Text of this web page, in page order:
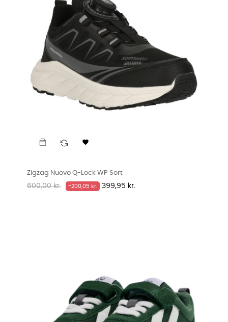

Zigzag Nuovo Q-Lock WP Sort
Normalpris
600,00 kr. -200,05 kr. Pris
399,95 kr.